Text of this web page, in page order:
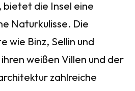
bietet die Insel eine
Naturkulisse. Die
wie Binz, Sellin und
weißen Villen und der
zahlreiche